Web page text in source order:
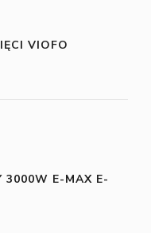
VIOFO
3000W E-MAX E-